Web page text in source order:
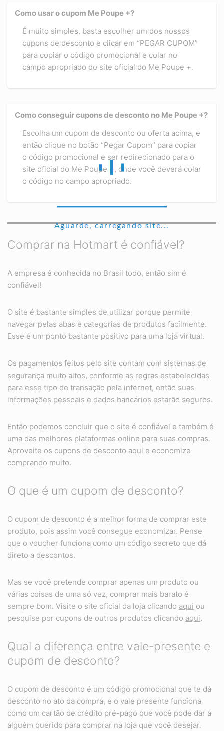
Aguarde, carregando site...
Como usar o cupom Me Poupe +?
É muito simples, basta escolher um dos nossos
cupons de desconto e clicar em “PEGAR CUPOM”
para copiar o código promocional e colar no
campo apropriado do site oficial do Me Poupe +.
Como conseguir cupons de desconto no Me Poupe +?
Escolha um cupom de desconto ou oferta acima, e
então clique no botão “Pegar Cupom” para copiar
o código promocional e ser redirecionado para o
site oficial do Me Poupe +, onde você deverá colar
o código no campo apropriado.
Comprar na Hotmart é confiável?
A empresa é conhecida no Brasil todo, então sim é
confiável!
O site é bastante simples de utilizar porque permite
navegar pelas abas e categorias de produtos facilmente.
Esse é um ponto bastante positivo para uma loja virtual.
Os pagamentos feitos pelo site contam com sistemas de
segurança muito altos, conforme as regras estabelecidas
para esse tipo de transação pela internet, então suas
informações pessoais e dados bancários estarão seguros.
Então podemos concluir que o site é confiável e também é
uma das melhores plataformas online para suas compras.
Aproveite os cupons de desconto aqui e economize
comprando muito.
O que é um cupom de desconto?
O cupom de desconto é a melhor forma de comprar este
produto, pois assim você consegue economizar. Pense
que o voucher funciona como um código secreto que dá
direto a descontos.
Mas se você pretende comprar apenas um produto ou
várias coisas de uma só vez, comprar mais barato é
sempre bom. Visite o site oficial da loja clicando aqui ou
pesquise por cupons de outros produtos clicando aqui.
Qual a diferença entre vale-presente e
cupom de desconto?
O cupom de desconto é um código promocional que te dá
desconto no ato da compra, e o vale presente funciona
como um cartão de crédito pré-pago que você pode dar a
alguém querido para comprar na loja que você desejar.